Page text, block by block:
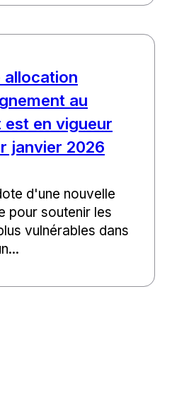
allocation
au
en vigueur
janvier 2026
d'une nouvelle
pour soutenir les
vulnérables dans